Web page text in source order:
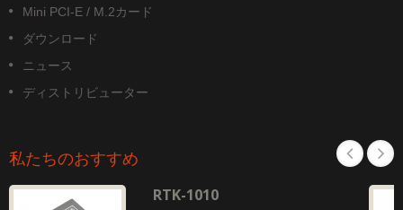
Mini PCI-E / M.2カード
ダウンロード
ニュース
ディストリビューター
私たちのおすすめ
RTK-1010